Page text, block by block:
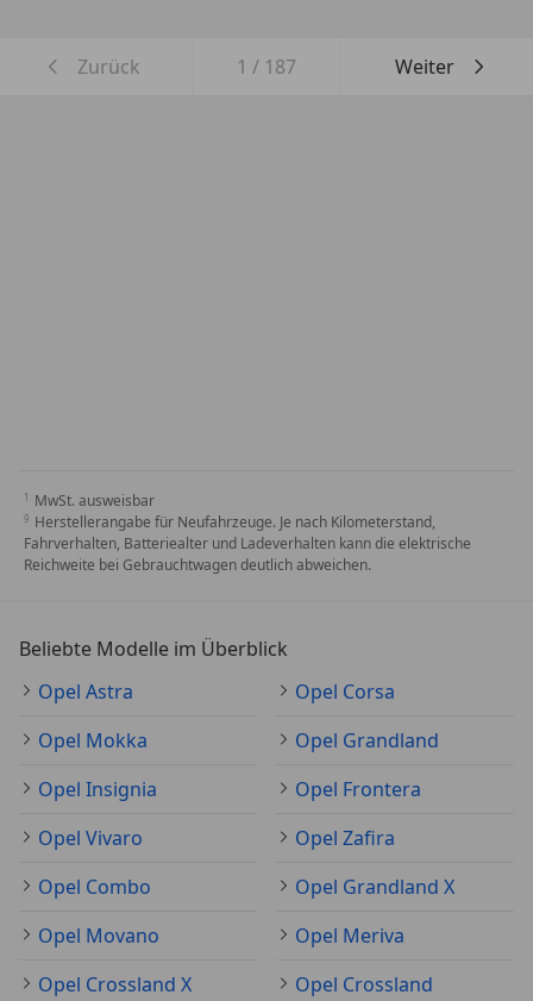
Zurück 1 / 187 Weiter
MwSt. ausweisbar
Herstellerangabe für Neufahrzeuge. Je nach Kilometerstand,
Fahrverhalten, Batteriealter und Ladeverhalten kann die elektrische
Reichweite bei Gebrauchtwagen deutlich abweichen.
Beliebte Modelle im Überblick
Opel Astra
Opel Corsa
Opel Mokka
Opel Grandland
Opel Insignia
Opel Frontera
Opel Vivaro
Opel Zafira
Opel Combo
Opel Grandland X
Opel Movano
Opel Meriva
Opel Crossland X
Opel Crossland